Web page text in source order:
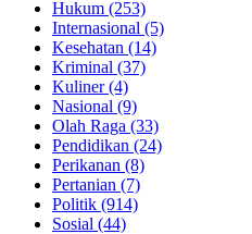
Hukum (253)
Internasional (5)
Kesehatan (14)
Kriminal (37)
Kuliner(4)
Nasional (9)
Olah Raga (33)
Pendidikan (24)
Perikanan (8)
Pertanian (7)
Politik (914)
Sosial (44)